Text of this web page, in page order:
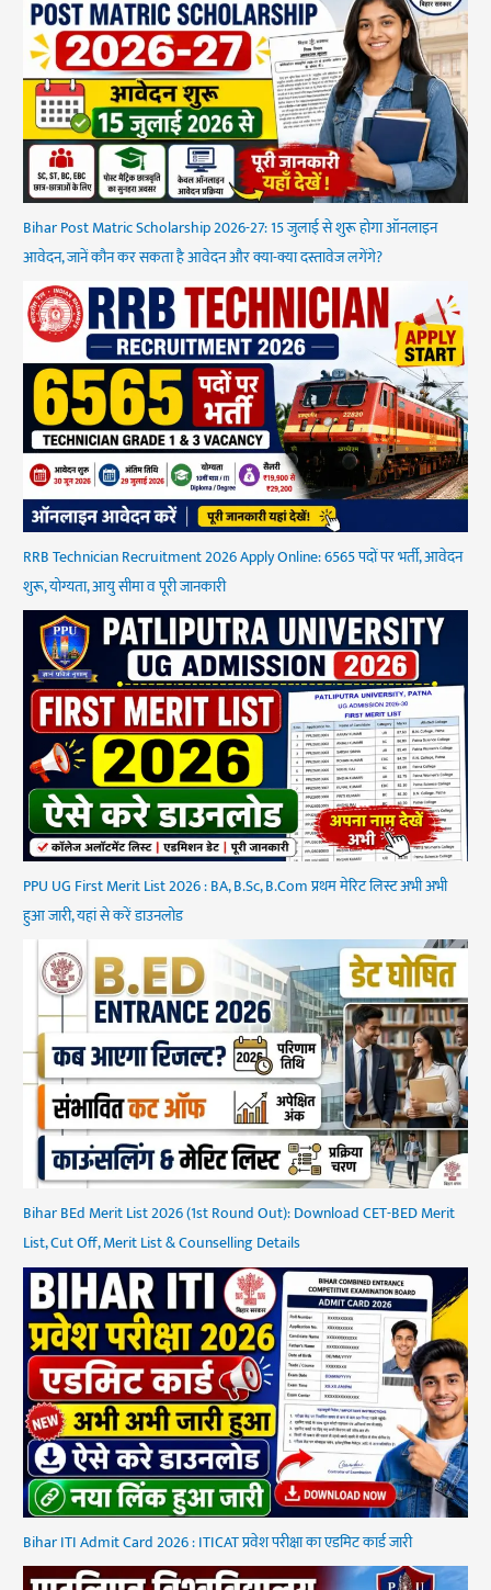
Bihar Post Matric Scholarship 2026-27: 15 जुलाई से शुरू होगा ऑनलाइन
आवेदन, जानें कौन कर सकता है आवेदन और क्या-क्या दस्तावेज लगेंगे?
RRB Technician Recruitment 2026 Apply Online: 6565 पदों पर भर्ती, आवेदन
शुरू, योग्यता, आयु सीमा व पूरी जानकारी
PPU UG First Merit List 2026 : BA, B.Sc, B.Com प्रथम मेरिट लिस्ट अभी अभी
हुआ जारी, यहां से करें डाउनलोड
Bihar BEd Merit List 2026 (1st Round Out): Download CET-BED Merit
List, Cut Off, Merit List & Counselling Details
Bihar ITI Admit Card 2026 : ITICAT प्रवेश परीक्षा का एडमिट कार्ड जारी